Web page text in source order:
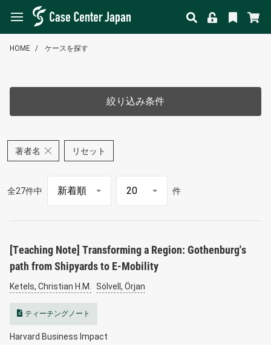
HOME ケースを探す
著者名 リセット
全27件中 件
[Teaching Note] Transforming a Region: Gothenburg's
path from Shipyards to E-Mobility
Ketels, Christian H.M. Sölvell, Örjan
ティーチングノート
Harvard Business Impact
絞り込み条件